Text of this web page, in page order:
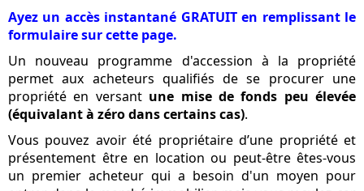
Ayez un accès instantané GRATUIT en remplissant le
formulaire sur cette page.
Un nouveau programme d'accession à la propriété
permet aux acheteurs qualifiés de se procurer une
propriété en versant une mise de fonds peu élevée
(équivalant à zéro dans certains cas).
Vous pouvez avoir été propriétaire d’une propriété et
présentement être en location ou peut-être êtes-vous
un premier acheteur qui a besoin d'un moyen pour